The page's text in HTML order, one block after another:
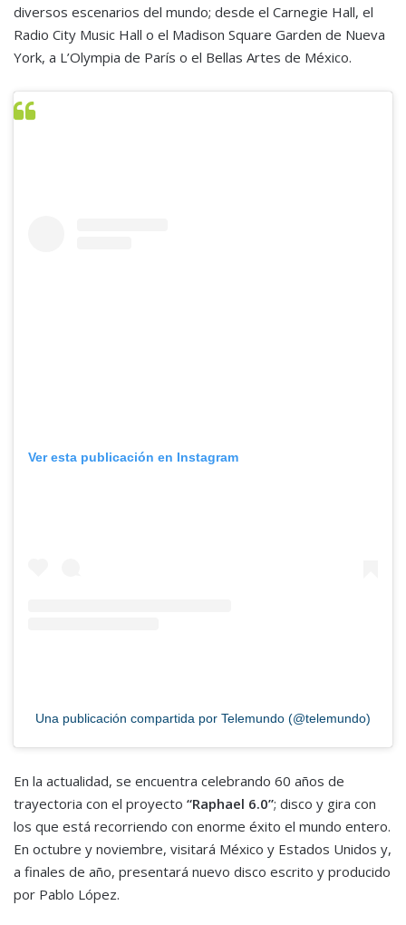
diversos escenarios del mundo; desde el Carnegie Hall, el
Radio City Music Hall o el Madison Square Garden de Nueva
York, a L’Olympia de París o el Bellas Artes de México.
Ver esta publicación en Instagram
Una publicación compartida por Telemundo (@telemundo)
En la actualidad, se encuentra celebrando 60 años de
trayectoria con el proyecto “Raphael 6.0”; disco y gira con
los que está recorriendo con enorme éxito el mundo entero.
En octubre y noviembre, visitará México y Estados Unidos y,
a finales de año, presentará nuevo disco escrito y producido
por Pablo López.